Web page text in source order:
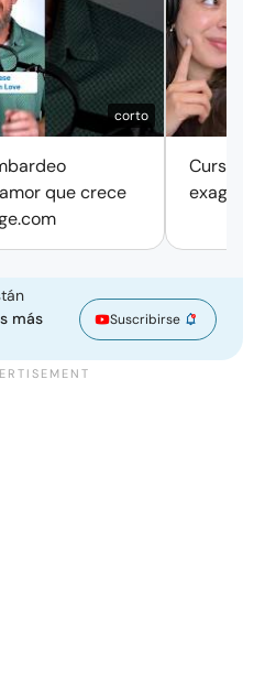
corto
que crece
Cursos
más
Suscribirse